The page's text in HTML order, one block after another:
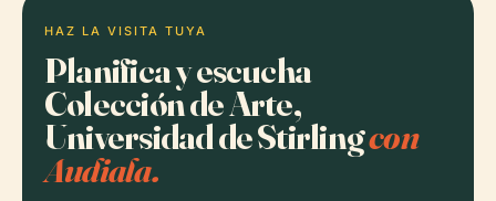
HAZ LA VISITA TUYA
Planifica y escucha
Colección de Arte,
Universidad de Stirlingcon
Audiala.